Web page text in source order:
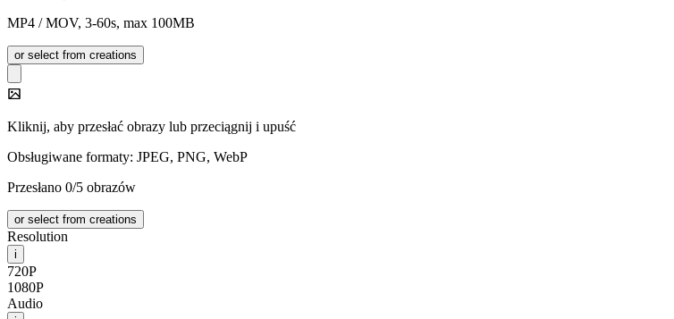
MP4 / MOV, 3-60s, max 100MB
or select from creations
Kliknij, aby przesłać obrazy lub przeciągnij i upuść
Obsługiwane formaty: JPEG, PNG, WebP
Przesłano 0/5 obrazów
or select from creations
Resolution
i
720P
1080P
Audio